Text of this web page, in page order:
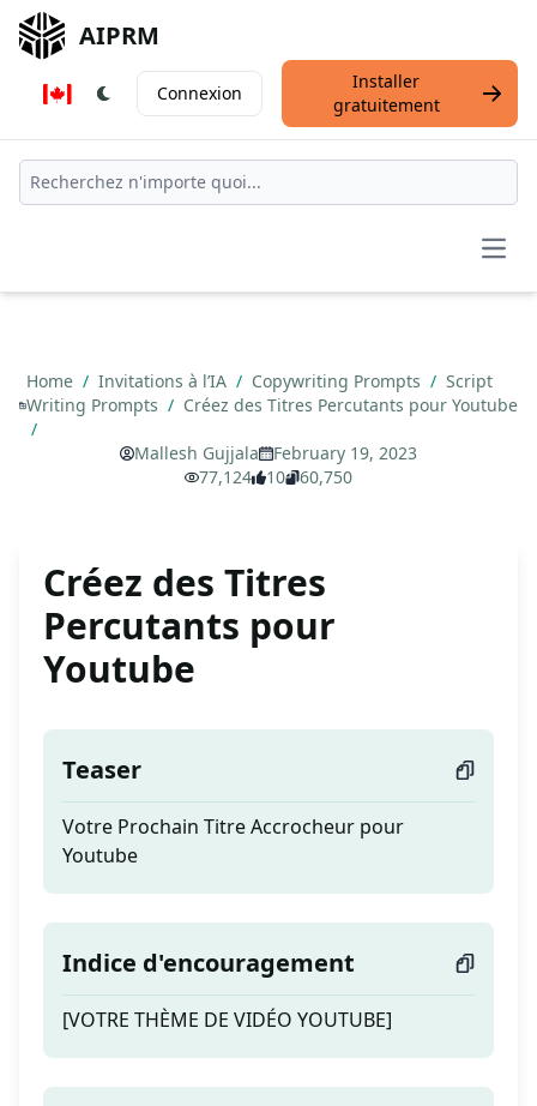
AIPRM
Connexion
Installer
gratuitement
Home / Invitations à l’IA / Copywriting Prompts / Script
Writing Prompts / Créez des Titres Percutants pour Youtube
/
Mallesh Gujjala
February 19, 2023
77,124
10 60,750
Créez des Titres
Percutants pour
Youtube
Teaser
Votre Prochain Titre Accrocheur pour
Youtube
Indice d'encouragement
[VOTRE THÈME DE VIDÉO YOUTUBE]